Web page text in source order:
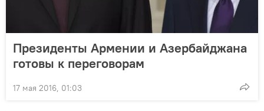
Президенты Армении и Азербайджана
готовы к переговорам
17 мая 2016, 01:03